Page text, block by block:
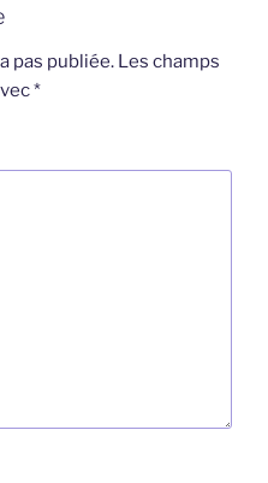
pas publiée. Les champs
*